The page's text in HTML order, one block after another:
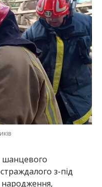
шанцевого
з-під
народження,
служби для